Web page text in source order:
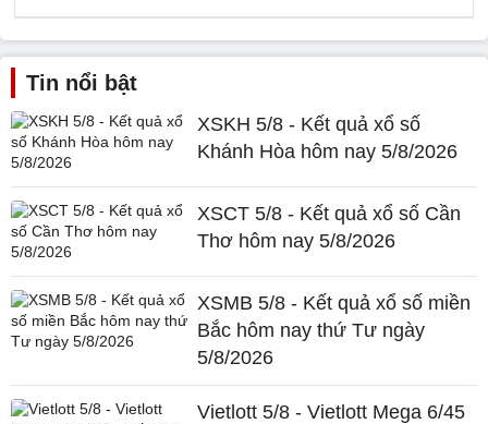
Tin nổi bật
XSKH 5/8 - Kết quả xổ số
Khánh Hòa hôm nay 5/8/2026
XSCT 5/8 - Kết quả xổ số Cần
Thơ hôm nay 5/8/2026
XSMB 5/8 - Kết quả xổ số miền
Bắc hôm nay thứ Tư ngày
5/8/2026
Vietlott 5/8 - Vietlott Mega 6/45